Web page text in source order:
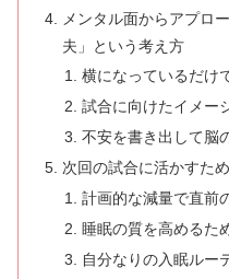
メンタル面からアプロ
夫」という考え方
横になっているだけ
試合に向けたイメー
不安を書き出して脳
次回の試合に活かすた
計画的な減量で直前
睡眠の質を高めるた
自分なりの入眠ルー